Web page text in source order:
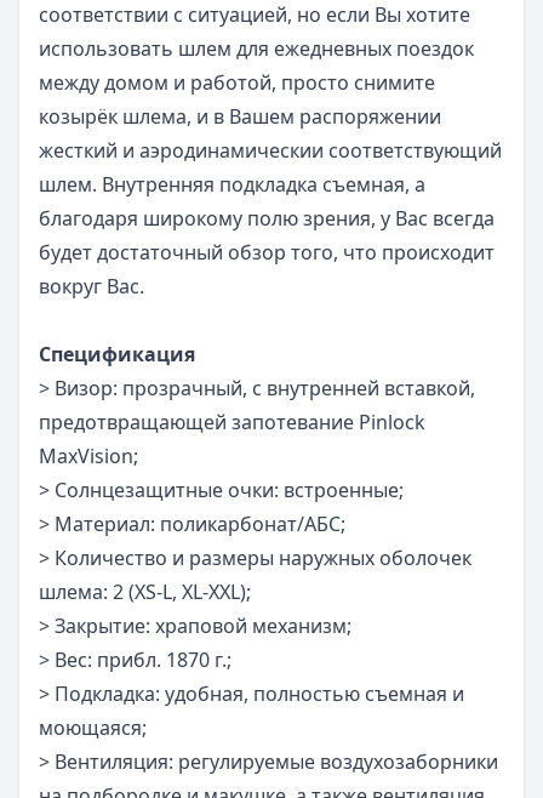
соответствии с ситуацией, но если Вы хотите
использовать шлем для ежедневных поездок
между домом и работой, просто снимите
козырёк шлема, и в Вашем распоряжении
жесткий и аэродинамическии соответствующий
шлем. Внутренняя подкладка съемная, а
благодаря широкому полю зрения, у Вас всегда
будет достаточный обзор того, что происходит
вокруг Вас.
Спецификация
> Визор: прозрачный, с внутренней вставкой,
предотвращающей запотевание Pinlock
MaxVision;
> Солнцезащитные очки: встроенные;
> Материал: поликарбонат/АБС;
> Количество и размеры наружных оболочек
шлема: 2 (XS-L, XL-XXL);
> Закрытие: храповой механизм;
> Вес: прибл. 1870 г.;
> Подкладка: удобная, полностью съемная и
моющаяся;
> Вентиляция: регулируемые воздухозаборники